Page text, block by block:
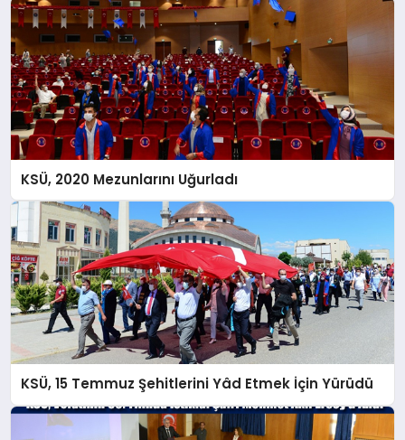
KSÜ, 2020 Mezunlarını Uğurladı
KSÜ, 15 Temmuz Şehitlerini Yâd Etmek İçin Yürüdü